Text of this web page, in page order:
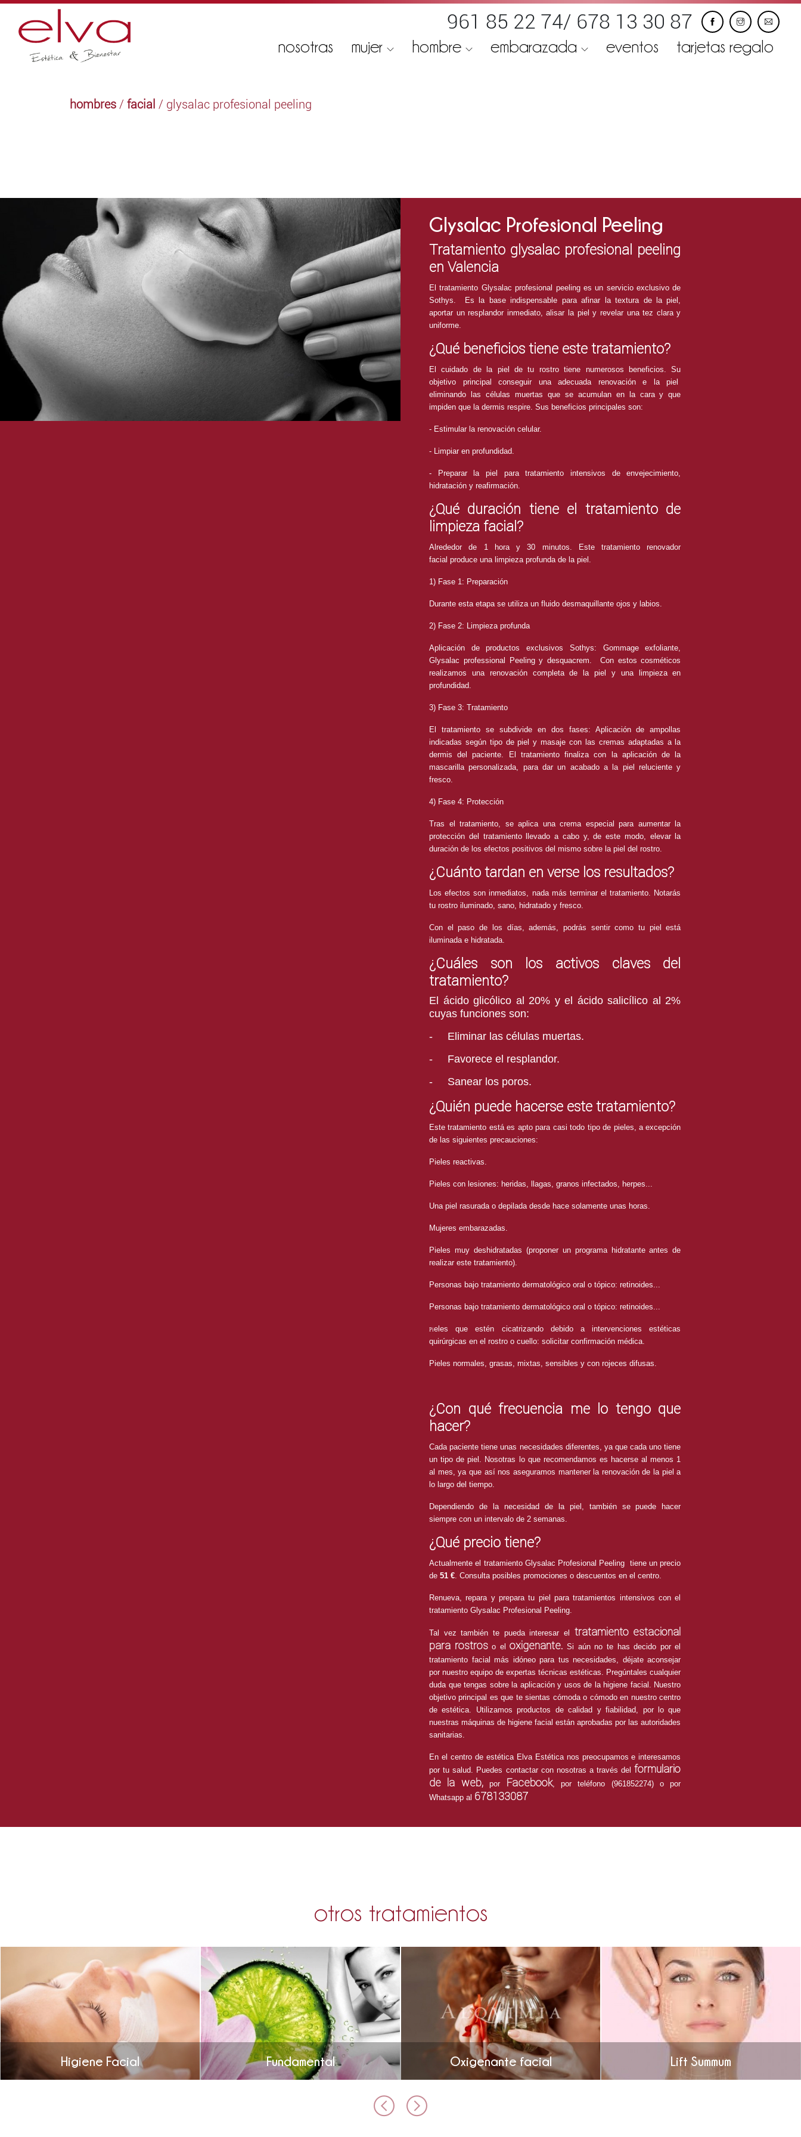
961 85 22 74/ 678 13 30 87
nosotras mujer hombre embarazada eventos tarjetas regalo
hombres / facial / glysalac profesional peeling
Glysalac Profesional Peeling
Tratamiento glysalac profesional peeling
en Valencia
El tratamiento Glysalac profesional peeling es un servicio exclusivo de
Sothys. Es la base indispensable para afinar la textura de la piel,
aportar un resplandor inmediato, alisar la piel y revelar una tez clara y
uniforme.
¿Qué beneficios tiene este tratamiento?
El cuidado de la piel de tu rostro tiene numerosos beneficios. Su
objetivo principal conseguir una adecuada renovación e la piel
eliminando las células muertas que se acumulan en la cara y que
impiden que la dermis respire. Sus beneficios principales son:
- Estimular la renovación celular.
- Limpiar en profundidad.
- Preparar la piel para tratamiento intensivos de envejecimiento,
hidratación y reafirmación.
¿Qué duración tiene el tratamiento de
limpieza facial?
Alrededor de 1 hora y 30 minutos. Este tratamiento renovador
facial produce una limpieza profunda de la piel.
1) Fase 1: Preparación
Durante esta etapa se utiliza un fluido desmaquillante ojos y labios.
2) Fase 2: Limpieza profunda
Aplicación de productos exclusivos Sothys: Gommage exfoliante,
Glysalac professional Peeling y desquacrem. Con estos cosméticos
realizamos una renovación completa de la piel y una limpieza en
profundidad.
3) Fase 3: Tratamiento
El tratamiento se subdivide en dos fases: Aplicación de ampollas
indicadas según tipo de piel y masaje con las cremas adaptadas a la
dermis del paciente. El tratamiento finaliza con la aplicación de la
mascarilla personalizada, para dar un acabado a la piel reluciente y
fresco.
4) Fase 4: Protección
Tras el tratamiento, se aplica una crema especial para aumentar la
protección del tratamiento llevado a cabo y, de este modo, elevar la
duración de los efectos positivos del mismo sobre la piel del rostro.
¿Cuánto tardan en verse los resultados?
Los efectos son inmediatos, nada más terminar el tratamiento. Notarás
tu rostro iluminado, sano, hidratado y fresco.
Con el paso de los días, además, podrás sentir como tu piel está
iluminada e hidratada.
¿Cuáles son los activos claves del
tratamiento?
El ácido glicólico al 20% y el ácido salicílico al 2%
cuyas funciones son:
-
Eliminar las células muertas.
-
Favorece el resplandor.
-
Sanear los poros.
¿Quién puede hacerse este tratamiento?
Este tratamiento está es apto para casi todo tipo de pieles, a excepción
de las siguientes precauciones:
Pieles reactivas.
Pieles con lesiones: heridas, llagas, granos infectados, herpes...
Una piel rasurada o depilada desde hace solamente unas horas.
Mujeres embarazadas.
Pieles muy deshidratadas (proponer un programa hidratante antes de
realizar este tratamiento).
Personas bajo tratamiento dermatológico oral o tópico: retinoides...
Personas bajo tratamiento dermatológico oral o tópico: retinoides...
Pieles que estén cicatrizando debido a intervenciones estéticas
quirúrgicas en el rostro o cuello: solicitar confirmación médica.
Pieles normales, grasas, mixtas, sensibles y con rojeces difusas.
¿Con qué frecuencia me lo tengo que
hacer?
Cada paciente tiene unas necesidades diferentes, ya que cada uno tiene
un tipo de piel. Nosotras lo que recomendamos es hacerse al menos 1
al mes, ya que así nos aseguramos mantener la renovación de la piel a
lo largo del tiempo.
Dependiendo de la necesidad de la piel, también se puede hacer
siempre con un intervalo de 2 semanas.
¿Qué precio tiene?
Actualmente el tratamiento Glysalac Profesional Peeling tiene un precio
de 51 €. Consulta posibles promociones o descuentos en el centro.
Renueva, repara y prepara tu piel para tratamientos intensivos con el
tratamiento Glysalac Profesional Peeling.
Tal vez también te pueda interesar el tratamiento estacional
para rostroso eloxigenante. Si aún no te has decido por el
tratamiento facial más idóneo para tus necesidades, déjate aconsejar
por nuestro equipo de expertas técnicas estéticas. Pregúntales cualquier
duda que tengas sobre la aplicación y usos de la higiene facial. Nuestro
objetivo principal es que te sientas cómoda o cómodo en nuestro centro
de estética. Utilizamos productos de calidad y fiabilidad, por lo que
nuestras máquinas de higiene facial están aprobadas por las autoridades
sanitarias.
En el centro de estética Elva Estética nos preocupamos e interesamos
por tu salud. Puedes contactar con nosotras a través del formulario
de la web,por Facebook, por teléfono (961852274) o por
Whatsapp al 678133087
otros tratamientos
Higiene Facial Fundamental Oxigenante facial Lift Summum